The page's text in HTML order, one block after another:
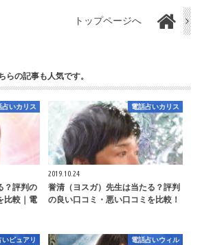
トップページへ
らの記事も人気です。
占いカリス
？評判の
比較｜電
電話占いカリス
2019.10.24
誉清（ヨスガ）先生は当たる？評判
の良い口コミ・悪い口コミを比較！
いピュアリ 電話占いウィル